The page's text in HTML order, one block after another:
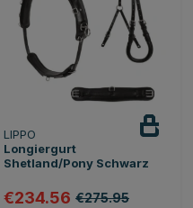
LIPPO
Longiergurt
Shetland/Pony Schwarz
€234.56 €275.95